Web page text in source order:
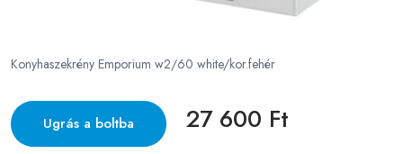
Konyhaszekrény Emporium w2/60 white/kor.fehér
Ugrás a boltba 27 600 Ft